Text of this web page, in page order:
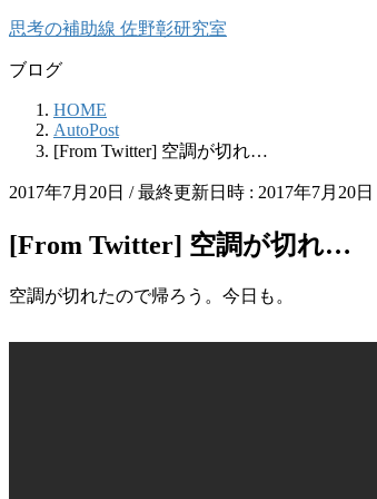
コ
テ
キ
プ
ナ
ゲ
に
動
思考の補助線 佐野彰研究室
ブログ
HOME
AutoPost
[From Twitter] 空調が切れ…
2017年7月20日 / 最終更新日時 : 2017年7月20日
[From Twitter] 空調が切れ…
空調が切れたので帰ろう。今日も。